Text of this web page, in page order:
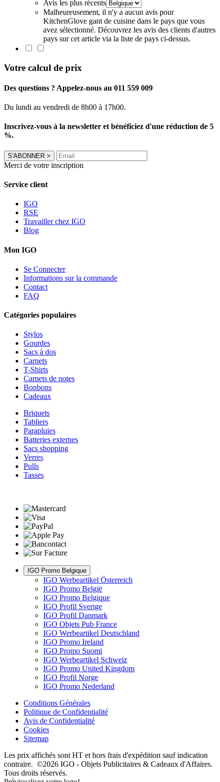
Avis les plus récents
Malheureusement, il n'y a aucun avis pour
KitchenGlove gant de cuisine dans le pays que vous
avez sélectionné. Découvrez les avis des clients d'autres
pays sur cet article via la liste de pays ci-dessus.
Votre calcul de prix
Des questions ? Appelez-nous au 011 559 009
Du lundi au vendredi de 8h00 à 17h00.
Inscrivez-vous à la newsletter et bénéficiez d'une réduction de 5
%.
S'ABONNER >
Merci de votre inscription
Service client
IGO
RSE
Travailler chez IGO
Blog
Mon IGO
Se Connecter
Informations sur la commande
Contact
FAQ
Catégories populaires
Stylos
Gourdes
Sacs à dos
Carnets
T-Shirts
Carnets de notes
Bonbons
Cadeaux
Briquets
Tabliers
Parapluies
Batteries externes
Sacs shopping
Verres
Pulls
Tasses
IGO Promo Belgique
IGO Werbeartikel Österreich
IGO Promo België
IGO Promo Belgique
IGO Profil Sverige
IGO Profil Danmark
IGO Objets Pub France
IGO Werbeartikel Deutschland
IGO Promo Ireland
IGO Promo Suomi
IGO Werbeartikel Schweiz
IGO Promo United Kingdom
IGO Profil Norge
IGO Promo Nederland
Conditions Générales
Politique de Confidentialité
Avis de Confidentialité
Cookies
Sitemap
Les prix affichés sont HT et hors frais d'expédition sauf indication
contraire. ©2026 IGO - Objets Publicitaires & Cadeaux d'Affaires.
Tous droits réservés.